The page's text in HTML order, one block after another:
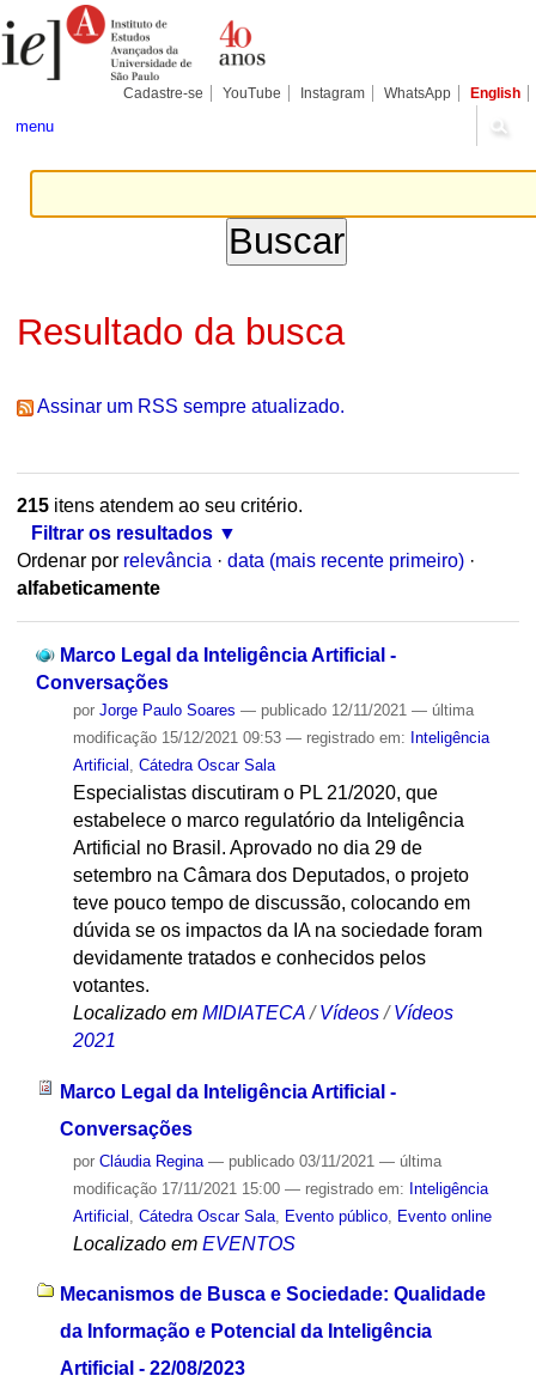
para
conteúdo.
Pessoais
Cadastre-se YouTube Instagram WhatsApp English
menu
Resultado da busca
Assinar um RSS sempre atualizado.
215itens atendem ao seu critério.
Filtrar os resultados
Ordenar por relevância · data (mais recente primeiro) ·
alfabeticamente
Marco Legal da Inteligência Artificial -
Conversações
por Jorge Paulo Soares — publicado12/11/2021 — última
modificação15/12/2021 09:53 — registrado em: Inteligência
Artificial
Cátedra Oscar Sala
Especialistas discutiram o PL 21/2020, que
estabelece o marco regulatório da Inteligência
Artificial no Brasil. Aprovado no dia 29 de
setembro na Câmara dos Deputados, o projeto
teve pouco tempo de discussão, colocando em
dúvida se os impactos da IA na sociedade foram
devidamente tratados e conhecidos pelos
votantes.
Localizado em MIDIATECA /Vídeos /Vídeos
2021
Marco Legal da Inteligência Artificial -
Conversações
por Cláudia Regina — publicado03/11/2021 — última
modificação17/11/2021 15:00 — registrado em: Inteligência
Artificial Cátedra Oscar Sala, Evento público, Evento online
Localizado em EVENTOS
Mecanismos de Busca e Sociedade: Qualidade
da Informação e Potencial da Inteligência
Artificial - 22/08/2023